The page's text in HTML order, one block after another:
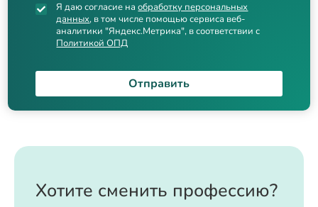
Я даю согласие наобработку персональных
данных, в том числе помощью сервиса веб-
аналитики "Яндекс.Метрика", в соответствии с
Политикой ОПД
Отправить
Хотите сменить профессию?